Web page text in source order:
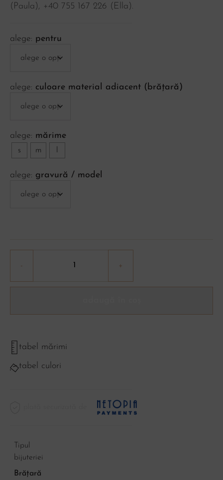
(Paula), ‪+40 755 167 226‬ (Ella).
pentru
culoare material adiacent (brățară)
mărime
s m
gravură / model
tabel mărimi
tabel culori
Tipul
bijuteriei
Brățară